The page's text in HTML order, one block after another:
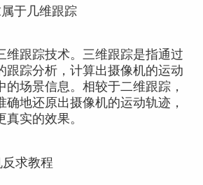
于几维跟踪
维跟踪技术。三维跟踪是指通过
跟踪分析，计算出摄像机的运动
的场景信息。相较于二维跟踪，
确地还原出摄像机的运动轨迹，
实的效果。
反求教程